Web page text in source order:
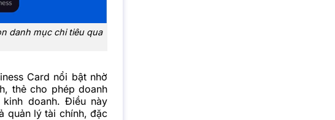
danh mục chi tiêu qua
Card nổi bật nhờ
thẻ cho phép doanh
doanh. Điều này
quản lý tài chính, đặc